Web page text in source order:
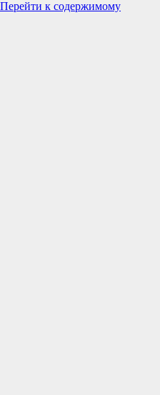
Перейти к содержимому